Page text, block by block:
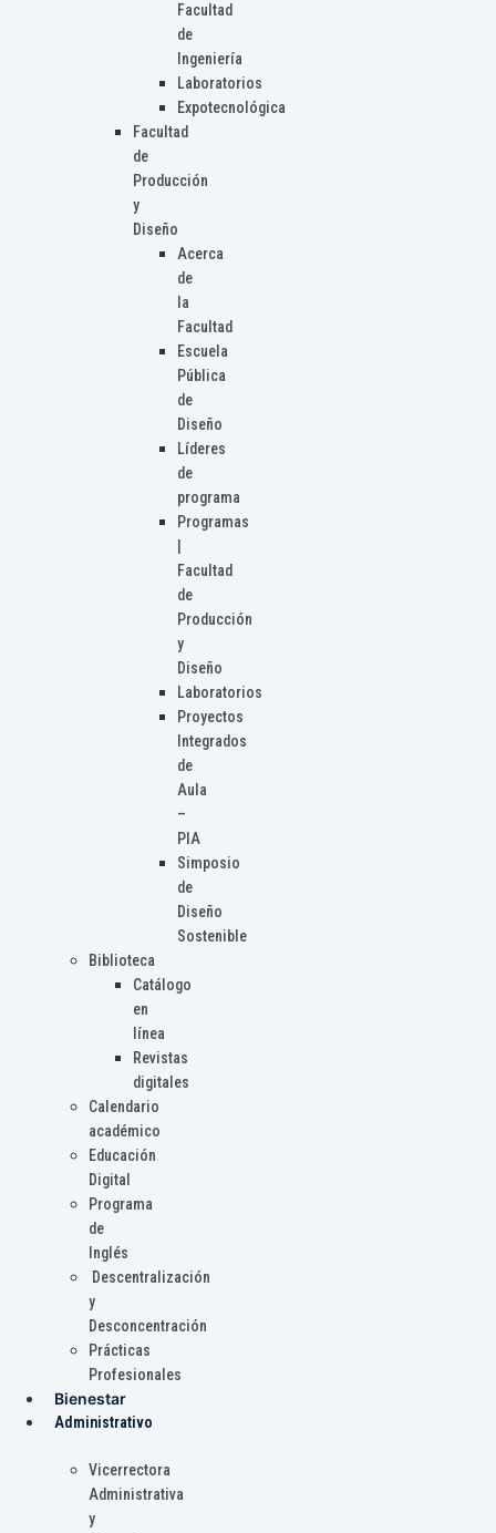
Facultad
de
Ingeniería
Laboratorios
Expotecnológica
Facultad
de
Producción
y
Diseño
Acerca
de
la
Facultad
Escuela
Pública
de
Diseño
Líderes
de
programa
Programas
Facultad
de
Producción
y
Diseño
Laboratorios
Proyectos
Integrados
de
Aula
–
PIA
Simposio
de
Diseño
Sostenible
Biblioteca
Catálogo
en
línea
Revistas
digitales
Calendario
académico
Educación
Digital
Programa
de
Inglés
Descentralización
y
Desconcentración
Prácticas
Profesionales
Bienestar
Administrativo
Vicerrectora
Administrativa
y